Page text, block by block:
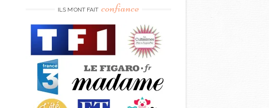
ILS M’ONT FAIT confiance